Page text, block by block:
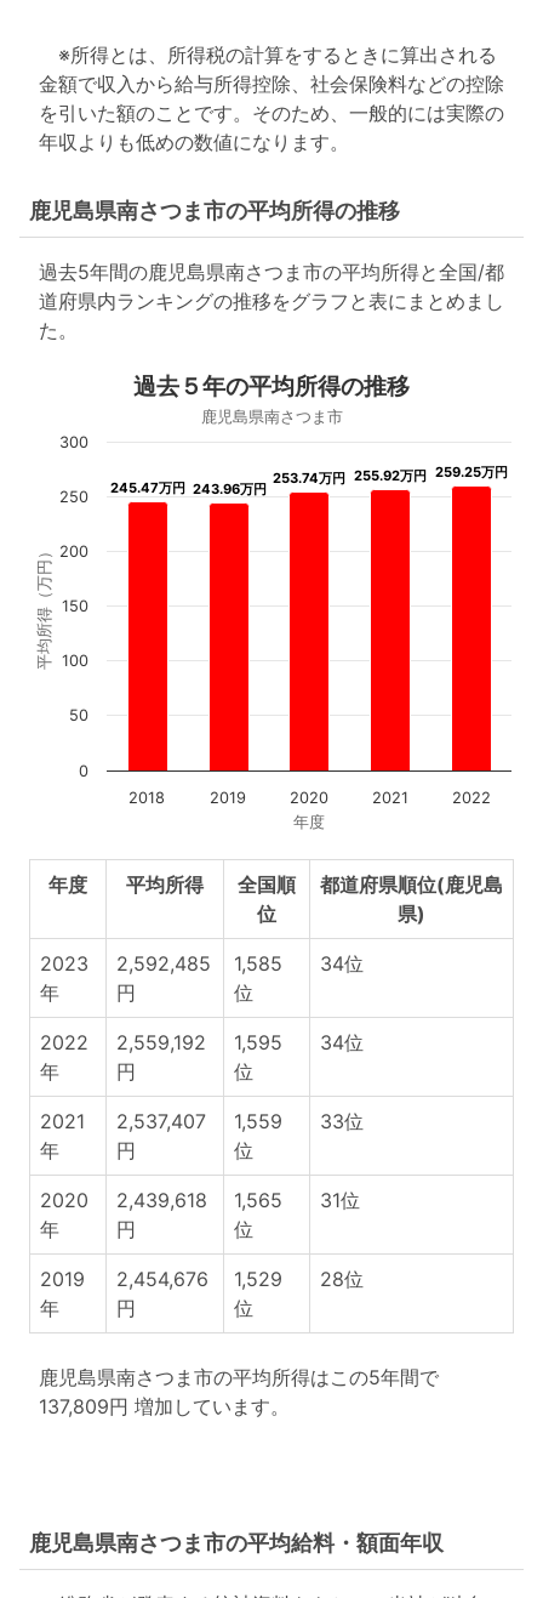
※所得とは、所得税の計算をするときに算出される
金額で収入から給与所得控除、社会保険料などの控除
を引いた額のことです。そのため、一般的には実際の
年収よりも低めの数値になります。
鹿児島県南さつま市の平均所得の推移
過去5年間の鹿児島県南さつま市の平均所得と全国/都
道府県内ランキングの推移をグラフと表にまとめまし
た。
年度
平均所得（万円）
過去５年の平均所得の推移
鹿児島県南さつま市
245.47万円
245.47万円 243.96万円
243.96万円
253.74万円
253.74万円 255.92万円
255.92万円 259.25万円
259.25万円
2018 2019 2020 2021 2022
0
50
100
150
200
250
300
年度 平均所得
全国順
位
都道府県順位(鹿児島
県)
2023
年
2,592,485
円
1,585
位
34位
2022
年
2,559,192
円
1,595
位
34位
2021
年
2,537,407
円
1,559
位
33位
2020
年
2,439,618
円
1,565
位
31位
2019
年
2,454,676
円
1,529
位
28位
鹿児島県南さつま市の平均所得はこの5年間で
137,809円 増加しています。
鹿児島県南さつま市の平均給料・額面年収